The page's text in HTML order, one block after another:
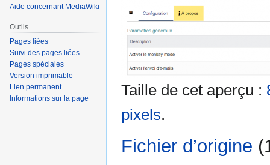
Taille de cet aperçu :
pixels.
Fichier d’origine
Aide concernant MediaWiki
Outils
Pages liées
Suivi des pages liées
Pages spéciales
Version imprimable
Lien permanent
Informations sur la page